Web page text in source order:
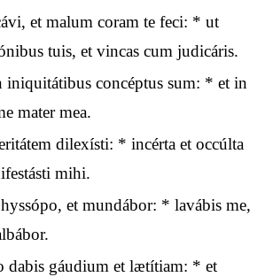
et malum coram te feci: * ut
tuis, et vincas cum judicáris.
iniquitátibus concéptus sum: * et in
mater mea.
dilexísti: * incérta et occúlta
mihi.
et mundábor: * lavábis me,
dabis gáudium et lætítiam: * et